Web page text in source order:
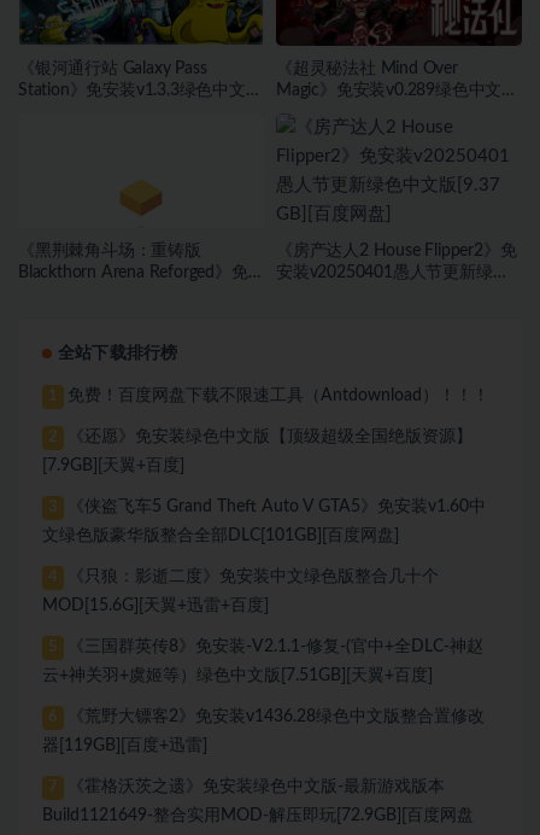
《银河通行站 Galaxy Pass
Station》免安装v1.3.3绿色中文版
《超灵秘法社 Mind Over
Magic》免安装v0.289绿色中文版
《黑荆棘角斗场：重铸版
Blackthorn Arena Reforged》免
《房产达人2 House Flipper2》免
安装v20250401愚人节更新绿色
全站下载排行榜
1 免费！百度网盘下载不限速工具（Antdownload）！！！
2
《还愿》免安装绿色中文版【顶级超级全国绝版资源】
[7.9GB][天翼+百度]
3
《侠盗飞车5 Grand Theft Auto V GTA5》免安装v1.60中
文绿色版豪华版整合全部DLC[101GB][百度网盘]
4
《只狼：影逝二度》免安装中文绿色版整合几十个
MOD[15.6G][天翼+迅雷+百度]
5
《三国群英传8》免安装-V2.1.1-修复-(官中+全DLC-神赵
云+神关羽+虞姬等）绿色中文版[7.51GB][天翼+百度]
6
《荒野大镖客2》免安装v1436.28绿色中文版整合置修改
器[119GB][百度+迅雷]
7
《霍格沃茨之遗》免安装绿色中文版-最新游戏版本
Build1121649-整合实用MOD-解压即玩[72.9GB][百度网盘